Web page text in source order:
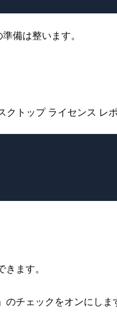
備は整います。
トップ ライセンス レ
ます。
チェックをオンにしま